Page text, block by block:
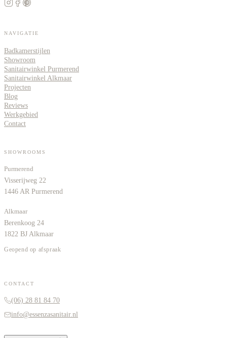
NAVIGATIE
Badkamerstijlen
Showroom
Sanitairwinkel Purmerend
Sanitairwinkel Alkmaar
Projecten
Blog
Reviews
Werkgebied
Contact
SHOWROOMS
Purmerend
Visserijweg 22
1446 AR Purmerend
Alkmaar
Berenkoog 24
1822 BJ Alkmaar
Geopend op afspraak
CONTACT
(06) 28 81 84 70
info@essenzasanitair.nl